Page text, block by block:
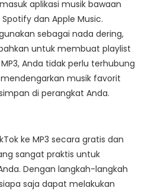
aplikasi musik bawaan
dan Apple Music.
sebagai nada dering,
untuk membuat playlist
Anda tidak perlu terhubung
musik favorit
di perangkat Anda.
ke MP3 secara gratis dan
sangat praktis untuk
Dengan langkah-langkah
saja dapat melakukan